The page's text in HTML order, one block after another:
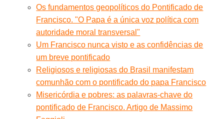
Os fundamentos geopolíticos do Pontificado de
Francisco. "O Papa é a única voz política com
autoridade moral transversal"
Um Francisco nunca visto e as confidências de
um breve pontificado
Religiosos e religiosas do Brasil manifestam
comunhão com o pontificado do papa Francisco
Misericórdia e pobres: as palavras-chave do
pontificado de Francisco. Artigo de Massimo